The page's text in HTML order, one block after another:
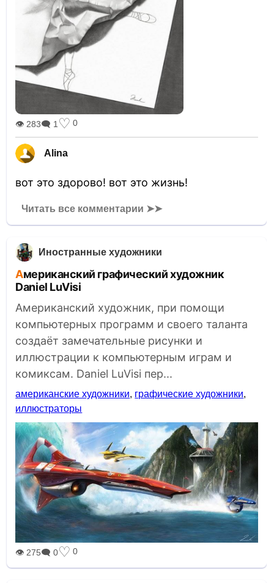
👁 283🗨 1 ♡ 0
Alina
вот это здорово! вот это жизнь!
Читать все комментарии ➤➤
Иностранные художники
Американский графический художник
Daniel LuVisi
Американский художник, при помощи
компьютерных программ и своего таланта
создаёт замечательные рисунки и
иллюстрации к компьютерным играм и
комиксам. Daniel LuVisi пер...
американские художники, графические художники,
иллюстраторы
👁 275🗨 0♡ 0